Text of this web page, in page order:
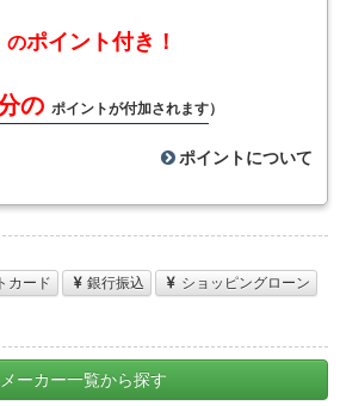
のポイント付き！
の ポイントが付加されます）
ポイントについて
カード 銀行振込
ショッピングローン
メーカー一覧から探す